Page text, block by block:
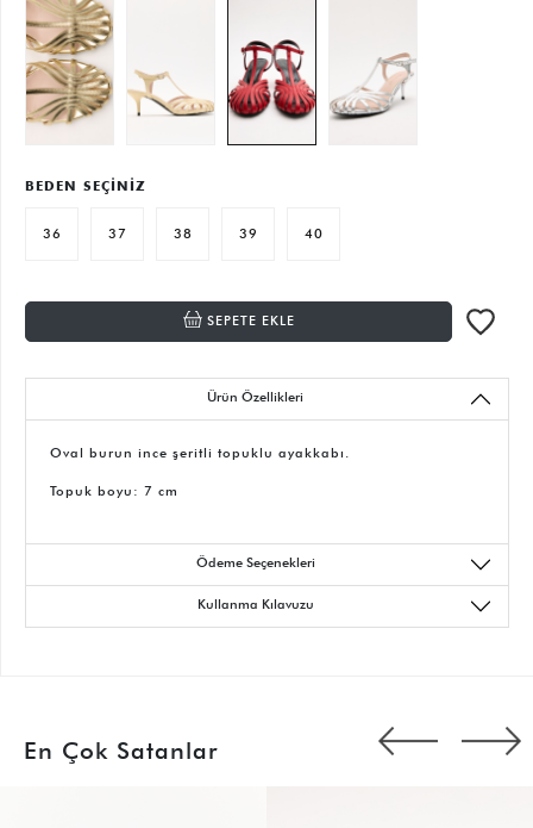
BEDEN SEÇİNİZ
36 37 38 39 40
SEPETE EKLE
Ürün Özellikleri
Oval burun ince şeritli topuklu ayakkabı.
Topuk boyu: 7 cm
Ödeme Seçenekleri
Kullanma Kılavuzu
En Çok Satanlar